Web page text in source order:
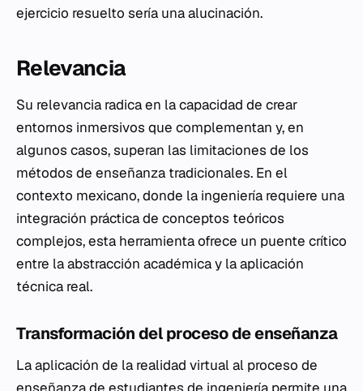
ejercicio resuelto sería una alucinación.
Relevancia
Su relevancia radica en la capacidad de crear
entornos inmersivos que complementan y, en
algunos casos, superan las limitaciones de los
métodos de enseñanza tradicionales. En el
contexto mexicano, donde la ingeniería requiere una
integración práctica de conceptos teóricos
complejos, esta herramienta ofrece un puente crítico
entre la abstracción académica y la aplicación
técnica real.
Transformación del proceso de enseñanza
La aplicación de la realidad virtual al proceso de